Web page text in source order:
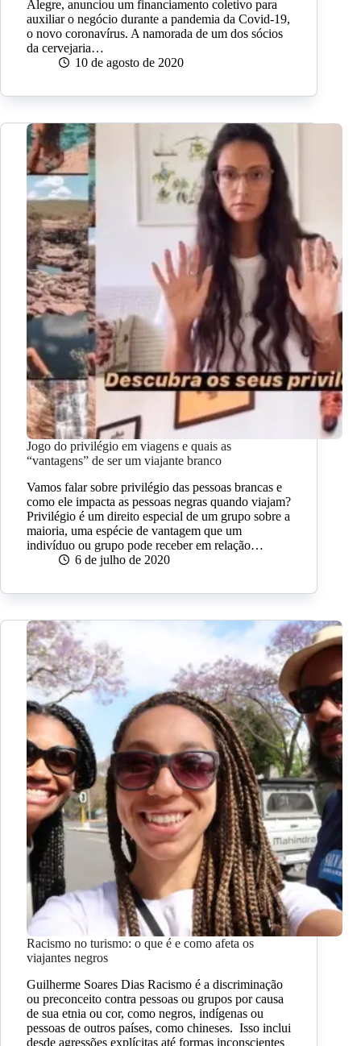
Alegre, anunciou um financiamento coletivo para
auxiliar o negócio durante a pandemia da Covid-19,
o novo coronavírus. A namorada de um dos sócios
da cervejaria…
10 de agosto de 2020
Jogo do privilégio em viagens e quais as
“vantagens” de ser um viajante branco
Vamos falar sobre privilégio das pessoas brancas e
como ele impacta as pessoas negras quando viajam?
Privilégio é um direito especial de um grupo sobre a
maioria, uma espécie de vantagem que um
indivíduo ou grupo pode receber em relação…
6 de julho de 2020
Racismo no turismo: o que é e como afeta os
viajantes negros
Guilherme Soares Dias Racismo é a discriminação
ou preconceito contra pessoas ou grupos por causa
de sua etnia ou cor, como negros, indígenas ou
pessoas de outros países, como chineses. Isso inclui
desde agressões explícitas até formas inconscientes